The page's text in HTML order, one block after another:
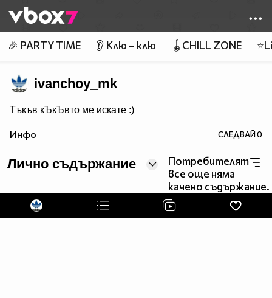
👾
🎉 PARTY TIME 👂 Клю – клю 🪀CHILL ZONE
ivanchoy_mk
Тъкъв кЪкЪвто ме искате :)
Инфо СЛЕДВАЙ0
Лично съдържание
Потребителят
все още няма
качено съдържание.